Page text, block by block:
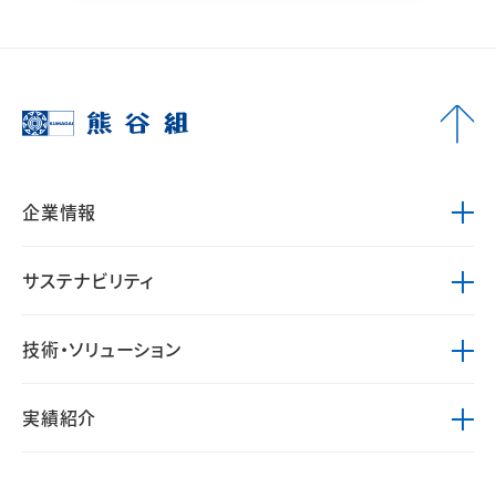
企業情報
サステナビリティ
技術・ソリューション
実績紹介